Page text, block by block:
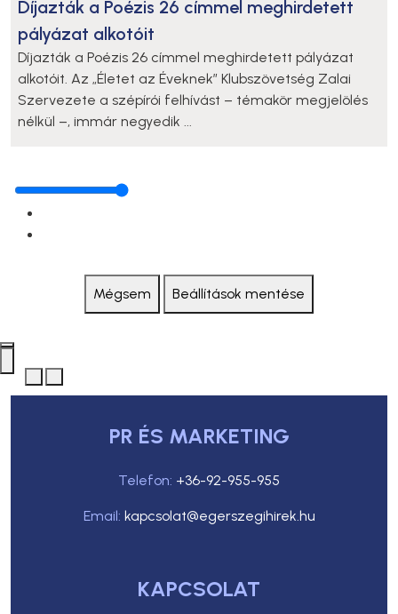
Díjazták a Poézis 26 címmel meghirdetett
pályázat alkotóit
Díjazták a Poézis 26 címmel meghirdetett pályázat
alkotóit. Az „Életet az Éveknek” Klubszövetség Zalai
Szervezete a szépírói felhívást – témakör megjelölés
nélkül –, immár negyedik ...
Mégsem Beállítások mentése
PR ÉS MARKETING
Telefon: +36-92-955-955
Email: kapcsolat@egerszegihirek.hu
KAPCSOLAT